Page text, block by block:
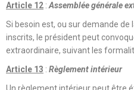
Article 12 : Assemblée générale
Si besoin est, ou sur demande
inscrits, le président peut
extraordinaire, suivant les
Article 13 : Règlement intérieur